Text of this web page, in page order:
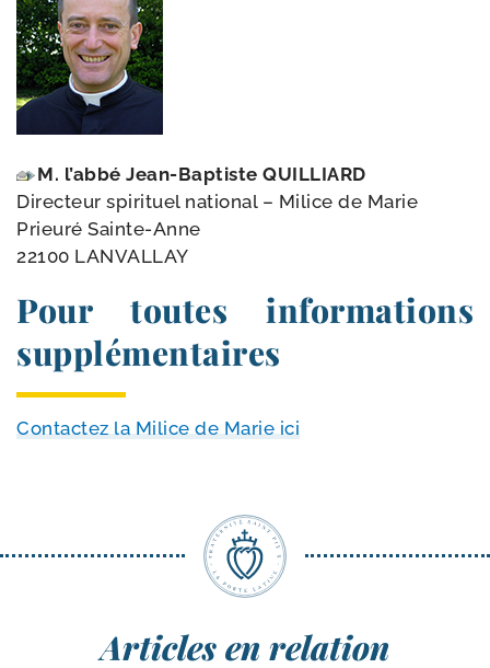
M. l’ab­bé Jean-​Baptiste QUILLIARD
Directeur spi­ri­tuel natio­nal – Milice de Marie
Prieuré Sainte-Anne
22100 LANVALLAY
Pour toutes informations
supplémentaires
Contactez la Milice de Marie ici
Articles en relation